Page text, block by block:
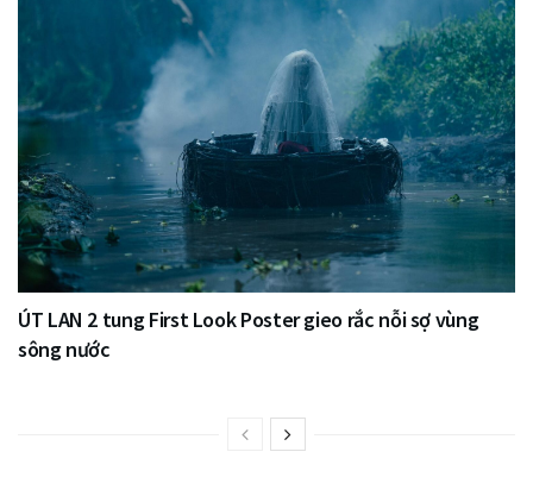
ÚT LAN 2 tung First Look Poster gieo rắc nỗi sợ vùng
sông nước